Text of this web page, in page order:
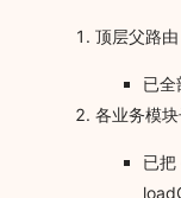
顶层父路由
已
各业务模块
已